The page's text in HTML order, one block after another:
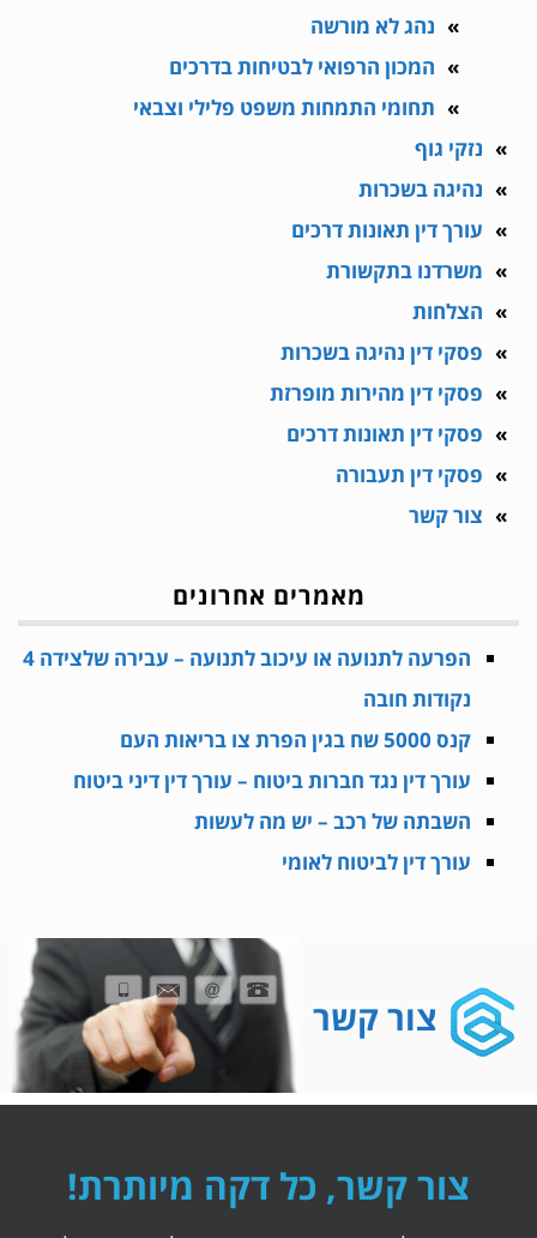
נהג לא מורשה
המכון הרפואי לבטיחות בדרכים
תחומי התמחות משפט פלילי וצבאי
נזקי גוף
נהיגה בשכרות
עורך דין תאונות דרכים
משרדנו בתקשורת
הצלחות
פסקי דין נהיגה בשכרות
פסקי דין מהירות מופרזת
פסקי דין תאונות דרכים
פסקי דין תעבורה
צור קשר
מאמרים אחרונים
הפרעה לתנועה או עיכוב לתנועה – עבירה שלצידה 4
נקודות חובה
קנס 5000 שח בגין הפרת צו בריאות העם
עורך דין נגד חברות ביטוח – עורך דין דיני ביטוח
השבתה של רכב – יש מה לעשות
עורך דין לביטוח לאומי
צור קשר
צור קשר, כל דקה מיותרת!